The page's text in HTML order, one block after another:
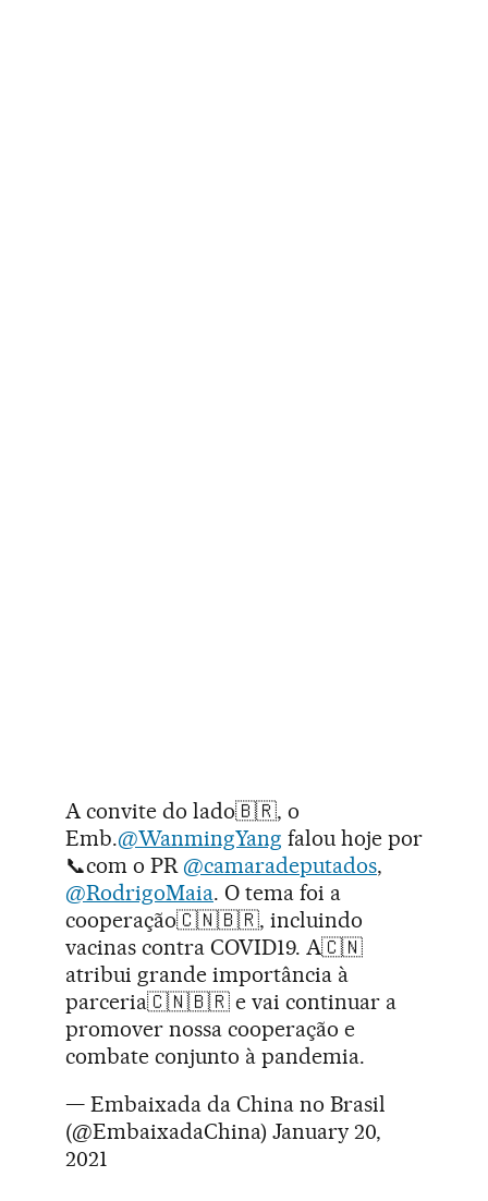
A convite do lado🇧🇷, o
Emb.@WanmingYang falou hoje por
📞com o PR @camaradeputados,
@RodrigoMaia. O tema foi a
cooperação🇨🇳🇧🇷, incluindo
vacinas contra COVID19. A🇨🇳
atribui grande importância à
parceria🇨🇳🇧🇷 e vai continuar a
promover nossa cooperação e
combate conjunto à pandemia.
— Embaixada da China no Brasil
(@EmbaixadaChina) January 20,
2021